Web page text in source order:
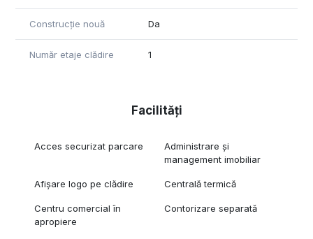
Construcție nouă Da
Număr etaje clădire 1
Facilități
Acces securizat parcare
Administrare și
management imobiliar
Afișare logo pe clădire Centrală termică
Centru comercial în
apropiere
Contorizare separată